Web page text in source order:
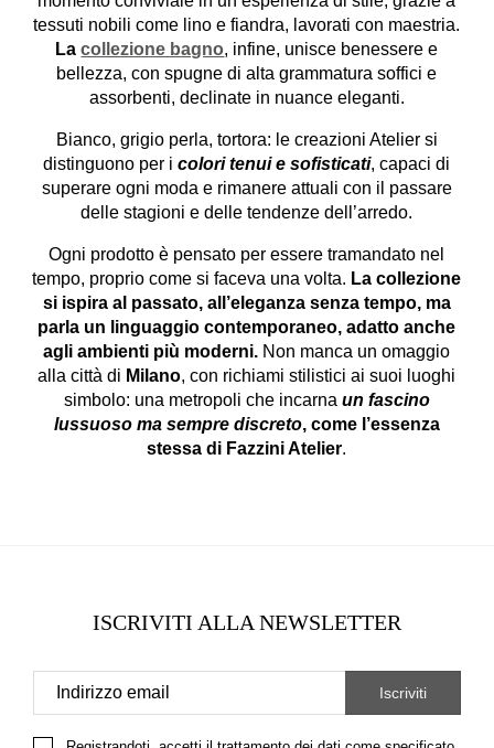
tessuti nobili come lino e fiandra, lavorati con maestria.
Lacollezione bagno, infine, unisce benessere e
bellezza, con spugne di alta grammatura soffici e
assorbenti, declinate in nuance eleganti.
Bianco, grigio perla, tortora: le creazioni Atelier si
distinguono per icolori tenui e sofisticati, capaci di
superare ogni moda e rimanere attuali con il passare
delle stagioni e delle tendenze dell’arredo.
Ogni prodotto è pensato per essere tramandato nel
tempo, proprio come si faceva una volta. La collezione
si ispira al passato, all’eleganza senza tempo, ma
parla un linguaggio contemporaneo, adatto anche
agli ambienti più moderni. Non manca un omaggio
alla città di Milano, con richiami stilistici ai suoi luoghi
simbolo: una metropoli che incarna un fascino
lussuoso ma sempre discreto, come l’essenza
stessa di Fazzini Atelier.
ISCRIVITI ALLA NEWSLETTER